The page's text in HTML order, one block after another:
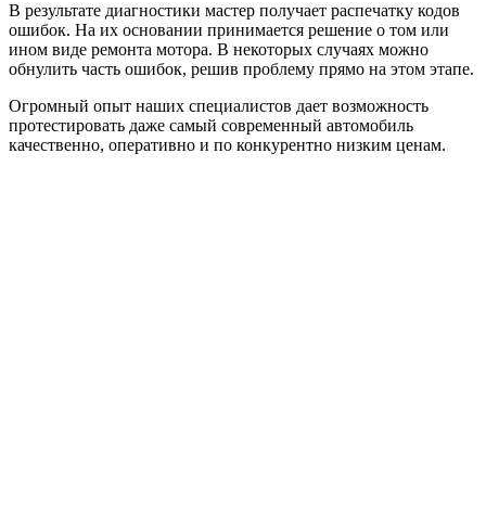
В результате диагностики мастер получает распечатку кодов
ошибок. На их основании принимается решение о том или
ином виде ремонта мотора. В некоторых случаях можно
обнулить часть ошибок, решив проблему прямо на этом этапе.
Огромный опыт наших специалистов дает возможность
протестировать даже самый современный автомобиль
качественно, оперативно и по конкурентно низким ценам.